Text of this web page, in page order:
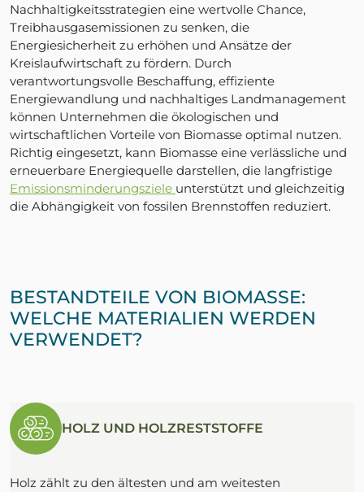
Nachhaltigkeitsstrategien eine wertvolle Chance,
Treibhausgasemissionen zu senken, die
Energiesicherheit zu erhöhen und Ansätze der
Kreislaufwirtschaft zu fördern. Durch
verantwortungsvolle Beschaffung, effiziente
Energiewandlung und nachhaltiges Landmanagement
können Unternehmen die ökologischen und
wirtschaftlichen Vorteile von Biomasse optimal nutzen.
Richtig eingesetzt, kann Biomasse eine verlässliche und
erneuerbare Energiequelle darstellen, die langfristige
Emissionsminderungsziele unterstützt und gleichzeitig
die Abhängigkeit von fossilen Brennstoffen reduziert.
BESTANDTEILE VON BIOMASSE:
WELCHE MATERIALIEN WERDEN
VERWENDET?
HOLZ UND HOLZRESTSTOFFE
Holz zählt zu den ältesten und am weitesten